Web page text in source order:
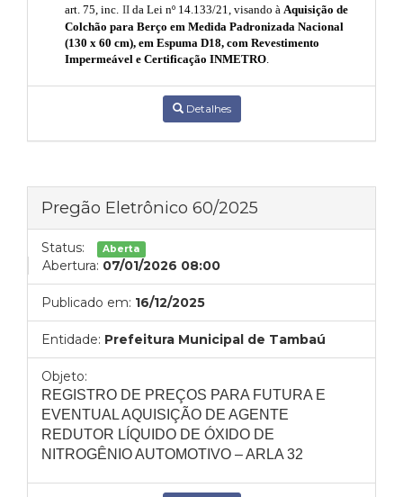
art. 75, inc. II da Lei nº 14.133/21, visando àAquisição de
Colchão para Berço em Medida Padronizada Nacional
(130 x 60 cm), em Espuma D18, com Revestimento
Impermeável e Certificação INMETRO.
Detalhes
Pregão Eletrônico 60/2025
Status: Aberta
Abertura: 07/01/2026 08:00
Publicado em: 16/12/2025
Entidade: Prefeitura Municipal de Tambaú
Objeto:
REGISTRO DE PREÇOS PARA FUTURA E
EVENTUAL AQUISIÇÃO DE AGENTE
REDUTOR LÍQUIDO DE ÓXIDO DE
NITROGÊNIO AUTOMOTIVO – ARLA 32